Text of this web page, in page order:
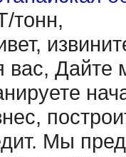
тонн,
вас, Дайте
Мы